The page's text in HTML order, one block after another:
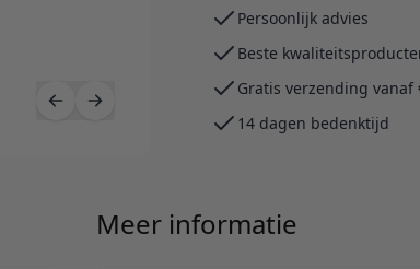
Persoonlijk advies
Beste
Gratis verzending vanaf
14 dagen bedenktijd
Meer informatie